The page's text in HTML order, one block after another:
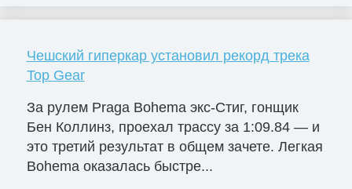
Чешский гиперкар установил рекорд трека
Top Gear
За рулем Praga Bohema экс-Стиг, гонщик
Бен Коллинз, проехал трассу за 1:09.84 — и
это третий результат в общем зачете. Легкая
Bohema оказалась быстре...